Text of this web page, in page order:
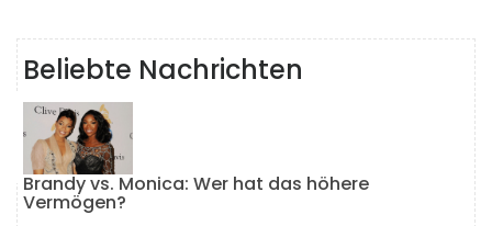
Beliebte Nachrichten
Brandy vs. Monica: Wer hat das höhere
Vermögen?